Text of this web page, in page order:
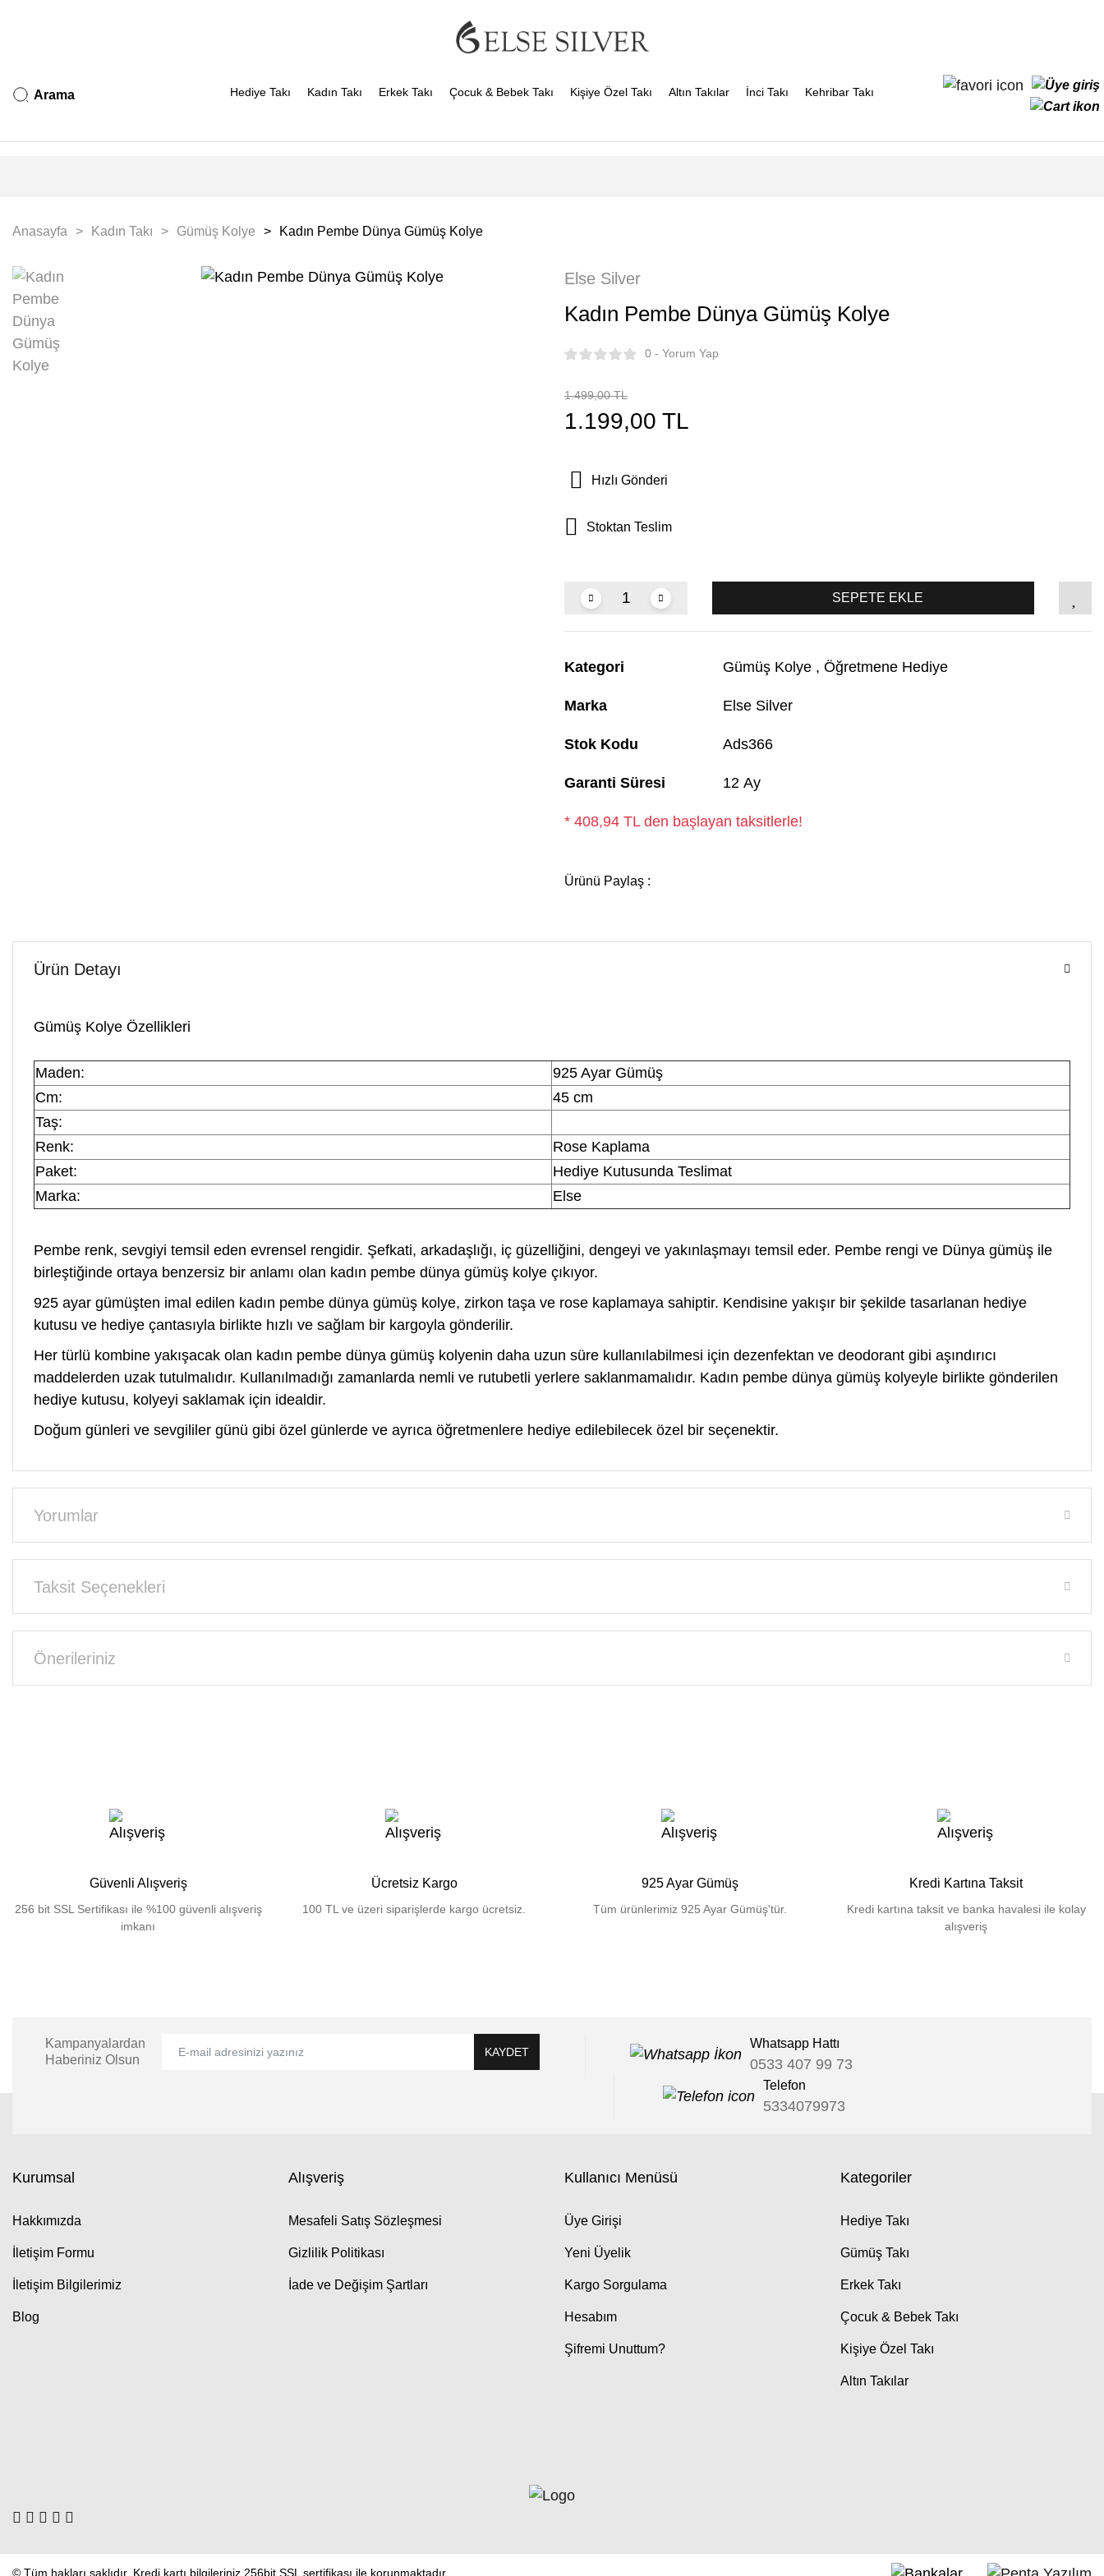
Arama Hediye Takı Kadın Takı Erkek Takı Çocuk & Bebek Takı Kişiye Özel Takı Altın Takılar İnci Takı Kehribar Takı
Anasayfa Kadın Takı Gümüş Kolye Kadın Pembe Dünya Gümüş Kolye
Else Silver
Kadın Pembe Dünya Gümüş Kolye
0 - Yorum Yap
1.499,00 TL
1.199,00 TL
Hızlı Gönderi
Stoktan Teslim
SEPETE EKLE
Kategori Gümüş Kolye , Öğretmene Hediye
Marka Else Silver
Stok Kodu Ads366
Garanti Süresi 12 Ay
* 408,94 TL den başlayan taksitlerle!
Ürünü Paylaş :
Ürün Detayı
Gümüş Kolye Özellikleri
Maden:
925 Ayar Gümüş
Cm:
45 cm
Taş:
Renk:
Rose Kaplama
Paket:
Hediye Kutusunda Teslimat
Marka:
Else
Pembe renk, sevgiyi temsil eden evrensel rengidir. Şefkati, arkadaşlığı, iç güzelliğini, dengeyi ve yakınlaşmayı temsil eder. Pembe rengi ve Dünya gümüş ile
birleştiğinde ortaya benzersiz bir anlamı olan kadın pembe dünya gümüş kolye çıkıyor.
925 ayar gümüşten imal edilen kadın pembe dünya gümüş kolye, zirkon taşa ve rose kaplamaya sahiptir. Kendisine yakışır bir şekilde tasarlanan hediye
kutusu ve hediye çantasıyla birlikte hızlı ve sağlam bir kargoyla gönderilir.
Her türlü kombine yakışacak olan kadın pembe dünya gümüş kolyenin daha uzun süre kullanılabilmesi için dezenfektan ve deodorant gibi aşındırıcı
maddelerden uzak tutulmalıdır. Kullanılmadığı zamanlarda nemli ve rutubetli yerlere saklanmamalıdır. Kadın pembe dünya gümüş kolyeyle birlikte gönderilen
hediye kutusu, kolyeyi saklamak için idealdir.
Doğum günleri ve sevgililer günü gibi özel günlerde ve ayrıca öğretmenlere hediye edilebilecek özel bir seçenektir.
Yorumlar
Taksit Seçenekleri
Önerileriniz
Güvenli Alışveriş
256 bit SSL Sertifikası ile %100 güvenli alışveriş
imkanı
Ücretsiz Kargo
100 TL ve üzeri siparişlerde kargo ücretsiz.
925 Ayar Gümüş
Tüm ürünlerimiz 925 Ayar Gümüş'tür.
Kredi Kartına Taksit
Kredi kartına taksit ve banka havalesi ile kolay
alışveriş
Kampanyalardan
Haberiniz Olsun
KAYDET
Whatsapp Hattı
0533 407 99 73
Telefon
5334079973
Kurumsal
Hakkımızda
İletişim Formu
İletişim Bilgilerimiz
Blog
Alışveriş
Mesafeli Satış Sözleşmesi
Gizlilik Politikası
İade ve Değişim Şartları
Kullanıcı Menüsü
Üye Girişi
Yeni Üyelik
Kargo Sorgulama
Hesabım
Şifremi Unuttum?
Kategoriler
Hediye Takı
Gümüş Takı
Erkek Takı
Çocuk & Bebek Takı
Kişiye Özel Takı
Altın Takılar
© Tüm hakları saklıdır. Kredi kartı bilgileriniz 256bit SSL sertifikası ile korunmaktadır.